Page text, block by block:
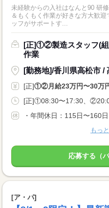
未経験からの入社はなんと90 研
＆もくもく作業が好きな方大歓
ッフがサポートす...
[正]①②製造スタッフ(組
作業
[勤務地]/香川県高松市 /
[正]①②月給23万円〜30万
[正]①08:30〜17:30、
もっ
応募する（
[ア・パ]